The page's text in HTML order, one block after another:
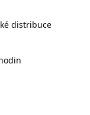
distribuce